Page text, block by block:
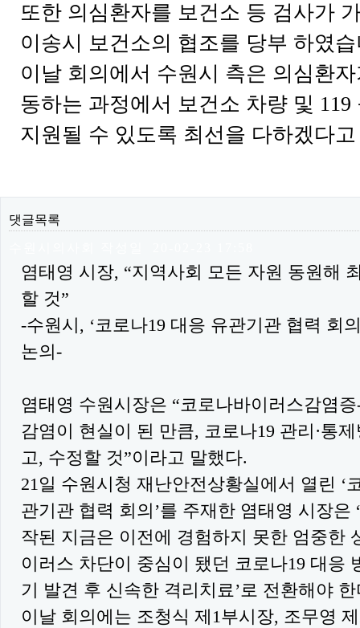
또한 의심환자를 보건소 등 검사가
이송시 보건소의 협조를 당부 하였
이날 회의에서 수원시 측은 의심환
동하는 과정에서 보건소 차량 및 119
지원될 수 있도록 최선을 다하겠다
댓글목록
염태영 시장, “지역사회 모든 자원 동원해
할 것”
-수원시, ‘코로나19 대응 유관기관 협력 회
논의-
염태영 수원시장은 “코로나바이러스감염
감염이 현실이 된 만큼, 코로나19 관리·통
고, 수정할 것”이라고 말했다.
21일 수원시청 재난안전상황실에서 열린 ‘
관기관 협력 회의’를 주재한 염태영 시장은
작된 지금은 이전에 경험하지 못한 엄중한
이러스 차단이 중심이 됐던 코로나19 대응
기 발견 후 신속한 격리치료’로 전환해야
이날 회의에는 조청식 제1부시장, 조무영